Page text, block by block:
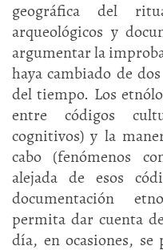
geográfica del
arqueológicos y
argumentar la
haya cambiado de
del tiempo. Los
entre códigos
cognitivos) y la
cabo (fenómenos
alejada de esos
documentación
permita dar cuenta
día, en ocasiones, se